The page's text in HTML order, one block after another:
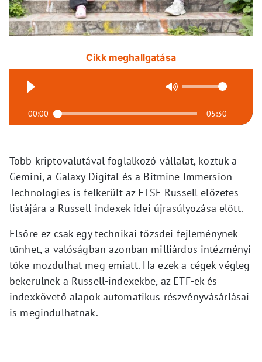
Cikk meghallgatása
00:00 05:30
Több kriptovalutával foglalkozó vállalat, köztük a
Gemini, a Galaxy Digital és a Bitmine Immersion
Technologies is felkerült az FTSE Russell előzetes
listájára a Russell-indexek idei újrasúlyozása előtt.
Elsőre ez csak egy technikai tőzsdei fejleménynek
tűnhet, a valóságban azonban milliárdos intézményi
tőke mozdulhat meg emiatt. Ha ezek a cégek végleg
bekerülnek a Russell-indexekbe, az ETF-ek és
indexkövető alapok automatikus részvényvásárlásai
is megindulhatnak.